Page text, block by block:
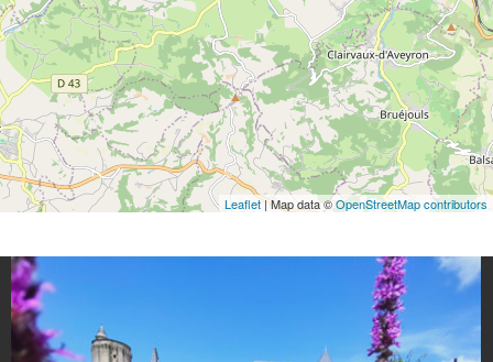
Leaflet| Map data ©OpenStreetMap contributors